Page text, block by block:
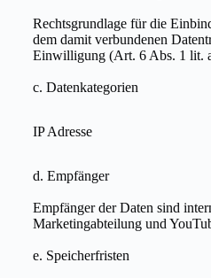
Rechtsgrundlage für die
dem damit verbundenen
Einwilligung (Art. 6 Abs. 1 lit.
c. Datenkategorien
IP Adresse
d. Empfänger
Empfänger der Daten sind
Marketingabteilung und
e. Speicherfristen